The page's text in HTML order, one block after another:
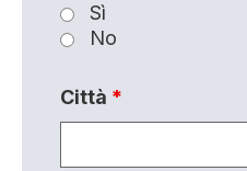
Sì
No
Città *